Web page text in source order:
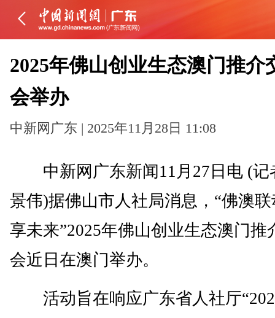
2025年佛山创业生态澳门推介
会举办
中新网广东 | 2025年11月28日 11:08
中新网广东新闻11月27日电 (记
景伟)据佛山市人社局消息，“佛澳
享未来”2025年佛山创业生态澳门推
会近日在澳门举办。
活动旨在响应广东省人社厅